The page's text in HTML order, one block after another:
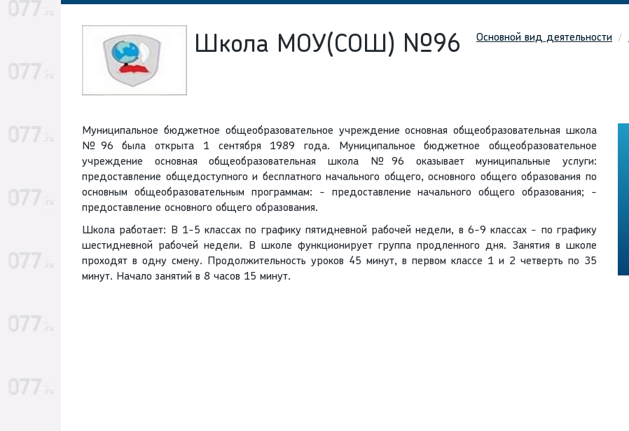
Основной вид деятельности
Школа МОУ(СОШ) №96
Муниципальное бюджетное общеобразовательное учреждение основная общеобразовательная школа
№96 была открыта 1 сентября 1989 года. Муниципальное бюджетное общеобразовательное
учреждение основная общеобразовательная школа №96 оказывает муниципальные услуги:
предоставление общедоступного и бесплатного начального общего, основного общего образования по
основным общеобразовательным программам: - предоставление начального общего образования; -
предоставление основного общего образования.
Школа работает: В 1-5 классах по графику пятидневной рабочей недели, в 6-9 классах - по графику
шестидневной рабочей недели. В школе функционирует группа продленного дня. Занятия в школе
проходят в одну смену. Продолжительность уроков 45 минут, в первом классе 1 и 2 четверть по 35
минут. Начало занятий в 8 часов 15 минут.